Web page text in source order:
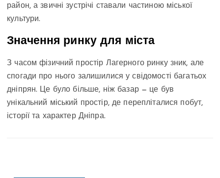
район, а звичні зустрічі ставали частиною міської
культури.
Значення ринку для міста
З часом фізичний простір Лагерного ринку зник, але
спогади про нього залишилися у свідомості багатьох
дніпрян. Це було більше, ніж базар — це був
унікальний міський простір, де перепліталися побут,
історії та характер Дніпра.